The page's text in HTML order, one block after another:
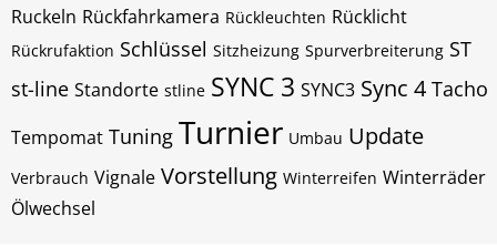
Ruckeln Rückfahrkamera Rückleuchten Rücklicht
Rückrufaktion Schlüssel Sitzheizung Spurverbreiterung ST
st-line Standorte stline SYNC 3 SYNC3 Sync 4 Tacho
Tempomat Tuning Turnier Umbau Update
Verbrauch Vignale Vorstellung Winterreifen Winterräder
Ölwechsel